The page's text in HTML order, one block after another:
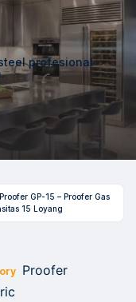
profesional
GP-15 – Proofer Gas
15 Loyang
Proofer